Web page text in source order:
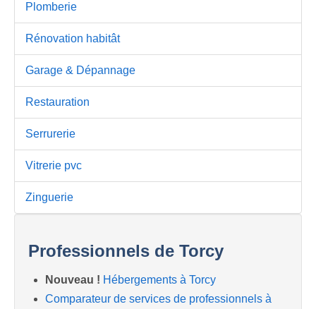
Plomberie
Rénovation habitât
Garage & Dépannage
Restauration
Serrurerie
Vitrerie pvc
Zinguerie
Professionnels de Torcy
Nouveau ! Hébergements à Torcy
Comparateur de services de professionnels à